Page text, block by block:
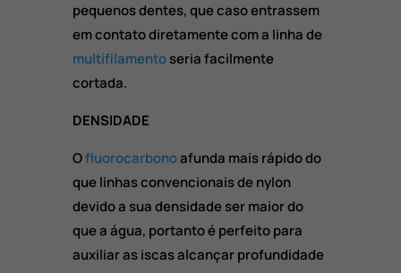
pequenos dentes, que caso entrassem
em contato diretamente com a linha de
multifilamentoseria facilmente
cortada.
DENSIDADE
Ofluorocarbonoafunda mais rápido do
que linhas convencionais de nylon
devido a sua densidade ser maior do
que a água, portanto é perfeito para
auxiliar as iscas alcançar profundidade